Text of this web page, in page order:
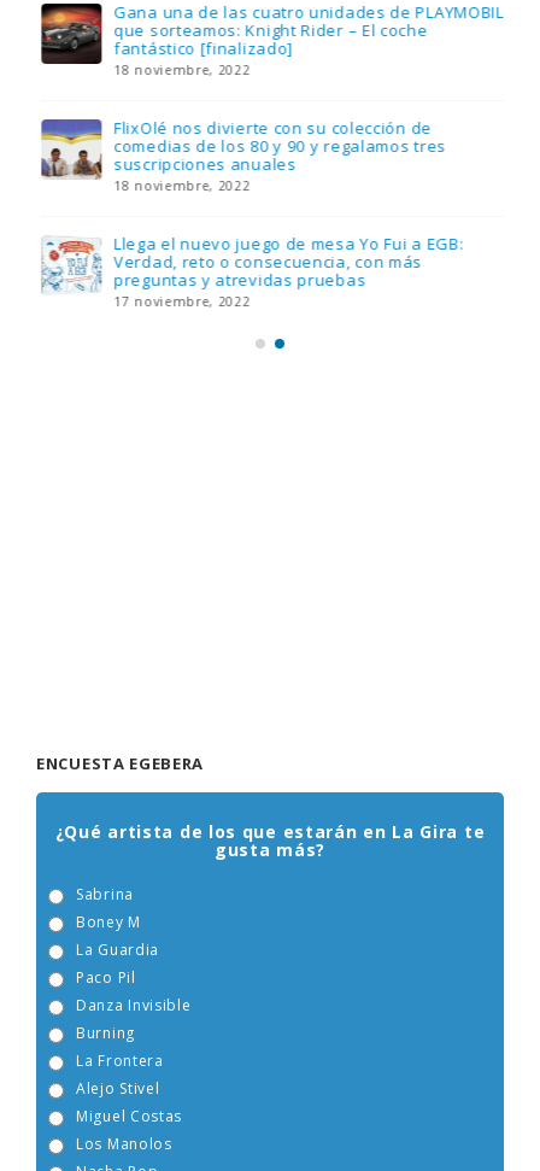
Gana una de las cuatro unidades de PLAYMOBIL
que sorteamos: Knight Rider – El coche
fantástico [finalizado]
18 noviembre, 2022
FlixOlé nos divierte con su colección de
comedias de los 80 y 90 y regalamos tres
suscripciones anuales
18 noviembre, 2022
Llega el nuevo juego de mesa Yo Fui a EGB:
Verdad, reto o consecuencia, con más
preguntas y atrevidas pruebas
17 noviembre, 2022
ENCUESTA EGEBERA
¿Qué artista de los que estarán en La Gira te
gusta más?
Sabrina
Boney M
La Guardia
Paco Pil
Danza Invisible
Burning
La Frontera
Alejo Stivel
Miguel Costas
Los Manolos